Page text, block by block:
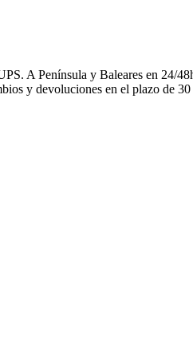
A Península y Baleares en 24/
y devoluciones en el plazo de 30